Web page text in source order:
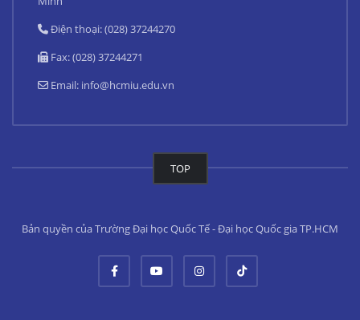
Điện thoại: (028) 37244270
Fax: (028) 37244271
Email: info@hcmiu.edu.vn
TOP
Bản quyền của Trường Đại học Quốc Tế - Đại học Quốc gia TP.HCM